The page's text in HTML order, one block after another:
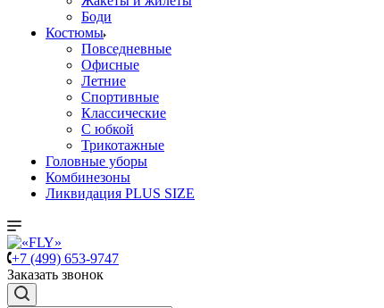
Боди
Костюмы
Повседневные
Офисные
Летние
Спортивные
Классические
С юбкой
Трикотажные
Головные уборы
Комбинезоны
Ликвидация PLUS SIZE
+7 (499) 653-9747
Заказать звонок